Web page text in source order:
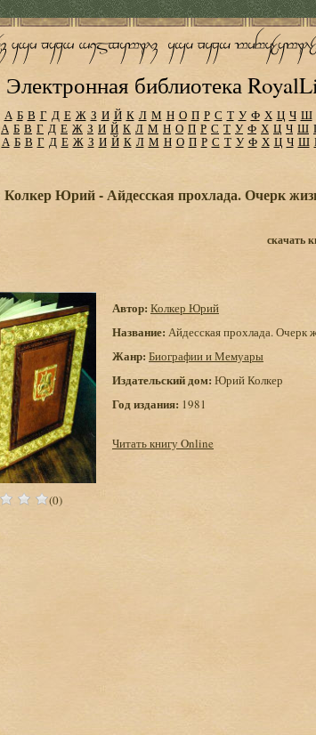
Электронная библиотека
А Б В Г Д Е Ж З И Й К Л М Н О П Р С Т У Ф Х Ц Ч Ш
А Б В Г Д Е Ж З И Й К Л М Н О П Р С Т У Ф Х Ц Ч Ш
А Б В Г Д Е Ж З И Й К Л М Н О П Р С Т У Ф Х Ц Ч Ш
Колкер Юрий - Айдесская прохлада. Очерк
скачать
(0)
Автор: Колкер Юрий
Название: Айдесская прохлада. Очерк
Жанр: Биографии и Мемуары
Издательский дом: Юрий Колкер
Год издания: 1981
Читать книгу Online